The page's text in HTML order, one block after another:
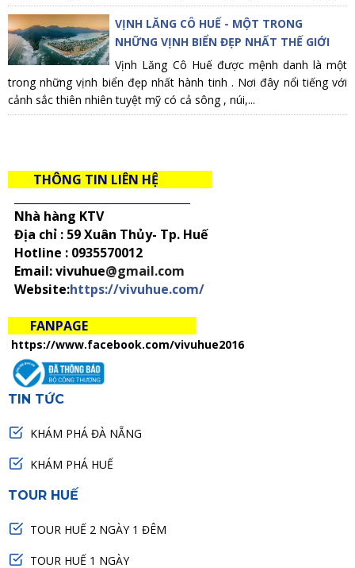
VỊNH LĂNG CÔ HUẾ - MỘT TRONG
NHỮNG VỊNH BIỂN ĐẸP NHẤT THẾ GIỚI
Vịnh Lăng Cô Huế được mệnh danh là một
trong những vịnh biển đẹp nhất hành tinh . Nơi đây nổi tiếng với
cảnh sắc thiên nhiên tuyệt mỹ có cả sông , núi,...
THÔNG TIN LIÊN HỆ
Nhà hàng KTV
Địa chỉ : 59 Xuân Thủy- Tp. Huế
Hotline : 0935570012
Email: vivuhue@gmail.com
Website:https://vivuhue.com/
FANPAGE
https://www.facebook.com/vivuhue2016
TIN TỨC
KHÁM PHÁ ĐÀ NẴNG
KHÁM PHÁ HUẾ
TOUR HUẾ
TOUR HUẾ 2 NGÀY 1 ĐÊM
TOUR HUẾ 1 NGÀY